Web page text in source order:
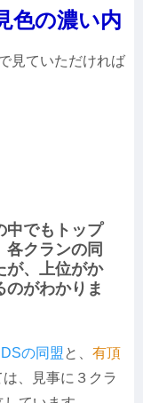
色の濃い内
見ていただければ
中でもトップ
各クランの同
が、上位がか
のがわかりま
の同盟 と、 有頂
は、見事に３クラ